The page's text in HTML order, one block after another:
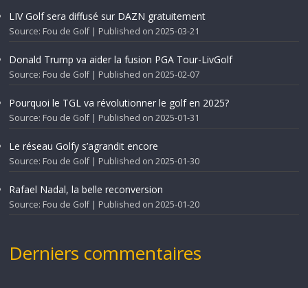
LIV Golf sera diffusé sur DAZN gratuitement
Source: Fou de Golf Published on 2025-03-21
Donald Trump va aider la fusion PGA Tour-LivGolf
Source: Fou de Golf Published on 2025-02-07
Pourquoi le TGL va révolutionner le golf en 2025?
Source: Fou de Golf Published on 2025-01-31
Le réseau Golfy s’agrandit encore
Source: Fou de Golf Published on 2025-01-30
Rafael Nadal, la belle reconversion
Source: Fou de Golf Published on 2025-01-20
Derniers commentaires